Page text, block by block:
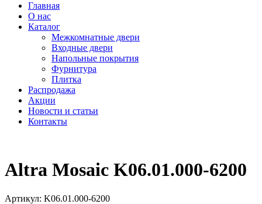
Главная
О нас
Каталог
Межкомнатные двери
Входные двери
Напольные покрытия
Фурнитура
Плитка
Распродажа
Акции
Новости и статьи
Контакты
Altra Mosaic K06.01.000-6200
Артикул: K06.01.000-6200